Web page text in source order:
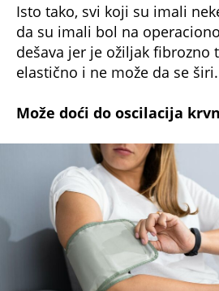
Isto tako, svi koji su imali
da su imali bol na
dešava jer je ožiljak fibrozno
elastično i ne može da se širi.
Može doći do oscilacija